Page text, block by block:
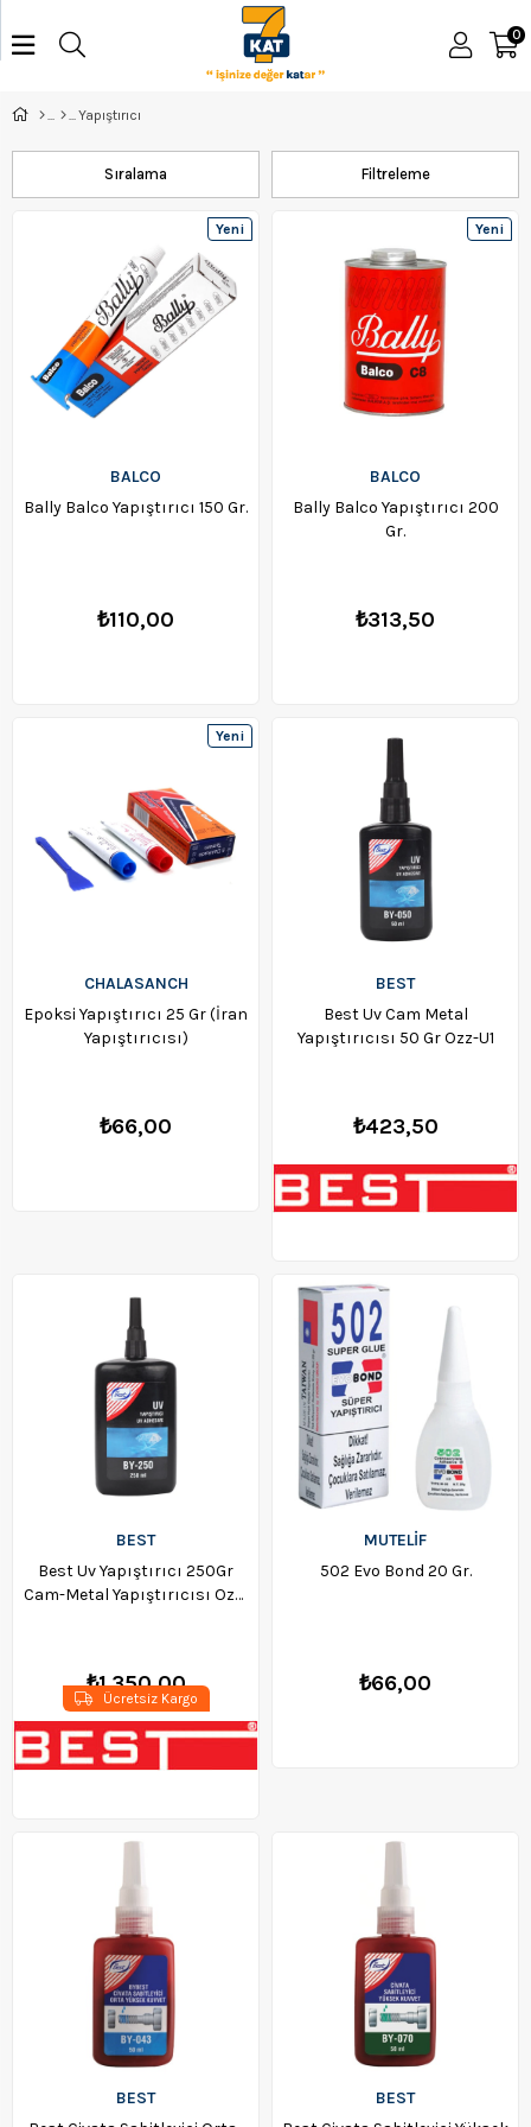
0
Yapıştırıcı
Filtreleme
Sıralama
BALCO
Bally Balco Yapıştırıcı 150 Gr.
₺110,00
Yeni
BALCO
Bally Balco Yapıştırıcı 200
Gr.
₺313,50
Yeni
CHALASANCH
Epoksi Yapıştırıcı 25 Gr (İran
Yapıştırıcısı)
₺66,00
Yeni
BEST
Best Uv Cam Metal
Yapıştırıcısı 50 Gr Ozz-U1
₺423,50
BEST
Best Uv Yapıştırıcı 250Gr
Cam-Metal Yapıştırıcısı Ozz-
₺1.350,00
Ücretsiz Kargo
MUTELİF
502 Evo Bond 20 Gr.
₺66,00
BEST
BEST